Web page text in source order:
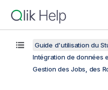
Guide d'utilisation du
Intégration de données
Gestion des Jobs, des